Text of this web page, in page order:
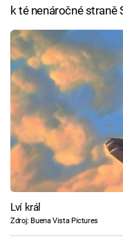
k té nenáročné straně
Lví král
Zdroj: Buena Vista Pictures